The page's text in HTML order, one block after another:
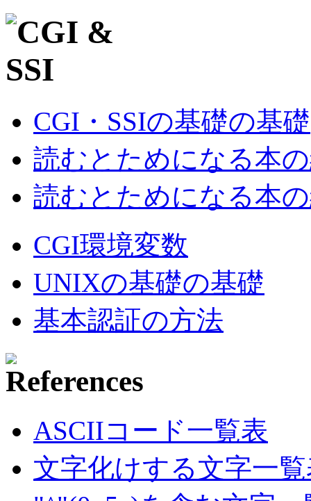
CGI・SSIの基礎の基礎
読むとためになる本
読むとためになる本
CGI環境変数
UNIXの基礎の基礎
基本認証の方法
ASCIIコード一覧表
文字化けする文字一